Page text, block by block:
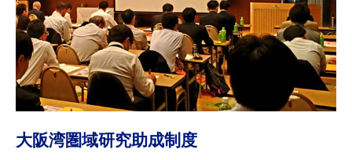
大阪湾圏域研究助成制度